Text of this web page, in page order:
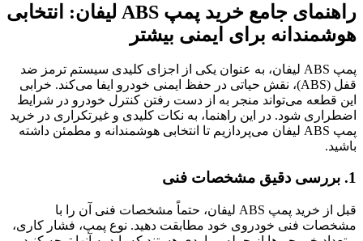
راهنمای جامع خرید پمپ ABS لیفان: انتخابی
هوشمندانه برای ایمنی بیشتر
پمپ ABS لیفان، به عنوان یکی از اجزای کلیدی سیستم ترمز ضد
قفل (ABS)، نقش حیاتی در حفظ ایمنی خودرو ایفا می‌کند. خرابی
این قطعه می‌تواند منجر به از دست رفتن کنترل خودرو در شرایط
اضطراری شود. در این راهنما، به نکات کلیدی و غیرتکراری در خرید
پمپ ABS لیفان می‌پردازیم تا انتخابی هوشمندانه و مطمئن داشته
باشید.
1. بررسی دقیق مشخصات فنی
قبل از خرید پمپ ABS لیفان، حتماً مشخصات فنی آن را با
مشخصات فنی خودروی خود مطابقت دهید. نوع پمپ، فشار کاری،